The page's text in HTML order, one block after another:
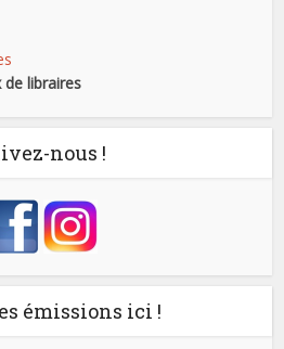
de libraires
nous !
émissions ici !